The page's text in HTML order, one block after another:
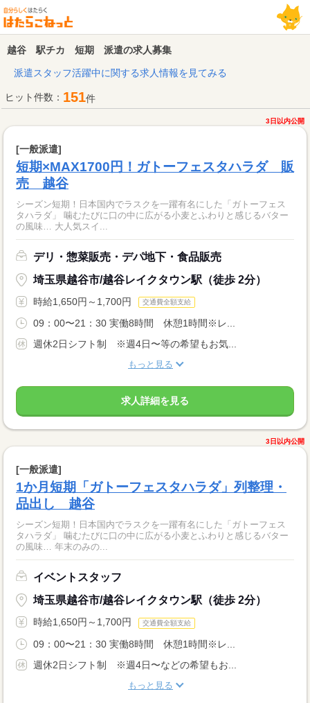
越谷 駅チカ 短期 派遣の求人募集
派遣スタッフ活躍中に関する求人情報を見てみる
ヒット件数： 151件
3日以内公開
[一般派遣]
短期×MAX1700円！ガトーフェスタハラダ 販
売 越谷
シーズン短期！日本国内でラスクを一躍有名にした「ガトーフェス
タハラダ」 噛むたびに口の中に広がる小麦とふわりと感じるバター
の風味… 大人気スイ...
デリ・惣菜販売・デパ地下・食品販売
埼玉県越谷市/越谷レイクタウン駅（徒歩 2分）
時給1,650円～1,700円 交通費全額支給
09：00〜21：30 実働8時間 休憩1時間※レ...
週休2日シフト制 ※週4日〜等の希望もお気...
もっと見る
求人詳細を見る
3日以内公開
[一般派遣]
1か月短期「ガトーフェスタハラダ」列整理・
品出し 越谷
シーズン短期！日本国内でラスクを一躍有名にした「ガトーフェス
タハラダ」 噛むたびに口の中に広がる小麦とふわりと感じるバター
の風味… 年末のみの...
イベントスタッフ
埼玉県越谷市/越谷レイクタウン駅（徒歩 2分）
時給1,650円～1,700円 交通費全額支給
09：00〜21：30 実働8時間 休憩1時間※レ...
週休2日シフト制 ※週4日〜などの希望もお...
もっと見る